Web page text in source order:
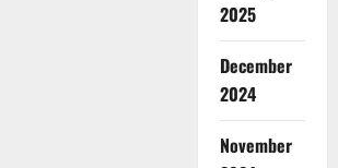
2025
December
2024
November